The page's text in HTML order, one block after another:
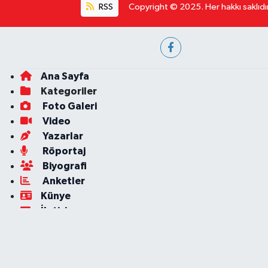
RSS Copyright © 2025. Her hakkı
Ana Sayfa
Kategoriler
Foto Galeri
Video
Yazarlar
Röportaj
Biyografi
Anketler
Künye
İletişim